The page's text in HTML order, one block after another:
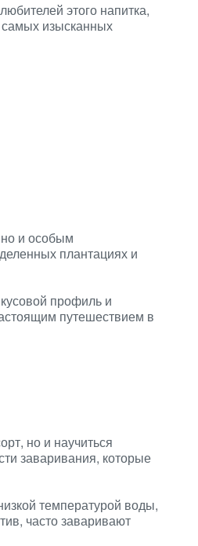
этого напитка,
изысканных
и особым
плантациях и
профиль и
путешествием в
но и научиться
заваривания, которые
температурой воды,
часто заваривают